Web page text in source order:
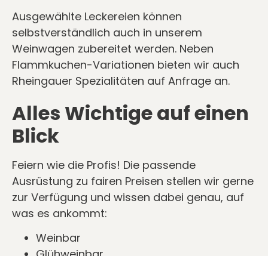
Ausgewählte Leckereien können
selbstverständlich auch in unserem
Weinwagen zubereitet werden. Neben
Flammkuchen-Variationen bieten wir auch
Rheingauer Spezialitäten auf Anfrage an.
Alles Wichtige auf einen
Blick
Feiern wie die Profis! Die passende
Ausrüstung zu fairen Preisen stellen wir gerne
zur Verfügung und wissen dabei genau, auf
was es ankommt:
Weinbar